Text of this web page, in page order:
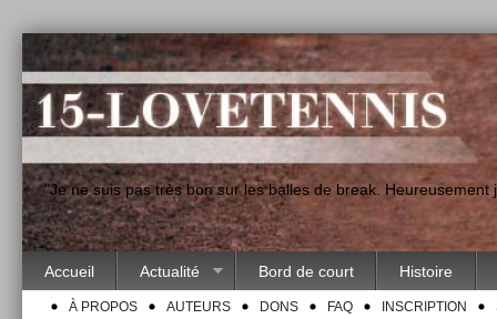
"Je ne suis pas très bon sur les balles de break.
Accueil Actualité Bord de court Histoire
À PROPOS AUTEURS DONS FAQ INSCRIPTION